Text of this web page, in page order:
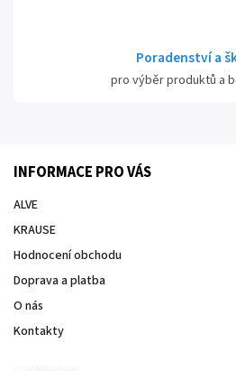
Poradenství a
pro výběr produktů a
INFORMACE PRO VÁS
ALVE
KRAUSE
Hodnocení obchodu
Doprava a platba
O nás
Kontakty